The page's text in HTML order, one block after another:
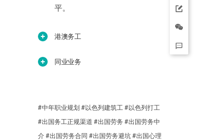
平。
港澳务工
同业业务
#中年职业规划 #以色列建筑工 #以色列打工
#出国务工正规渠道 #出国劳务 #出国劳务中
介 #出国劳务合同 #出国劳务避坑#出国心理